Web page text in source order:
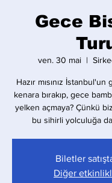
Gece
ven. 30 mai
  |
Hazır mısınız İstanbul'un
kenara bırakıp, gece
yelken açmaya? Çünkü
bu sihirli yolculuğa
Biletler
Diğer